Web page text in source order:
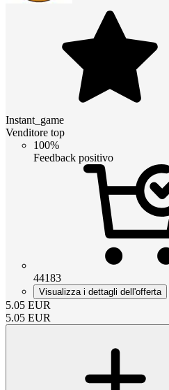
Instant_game
Venditore top
100%
Feedback positivo
44183
Visualizza i dettagli dell'offerta
5.05 EUR
5.05 EUR